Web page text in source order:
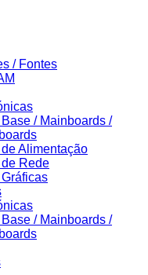
/ Fontes
/ Mainboards /
Alimentação
Rede
/ Mainboards /